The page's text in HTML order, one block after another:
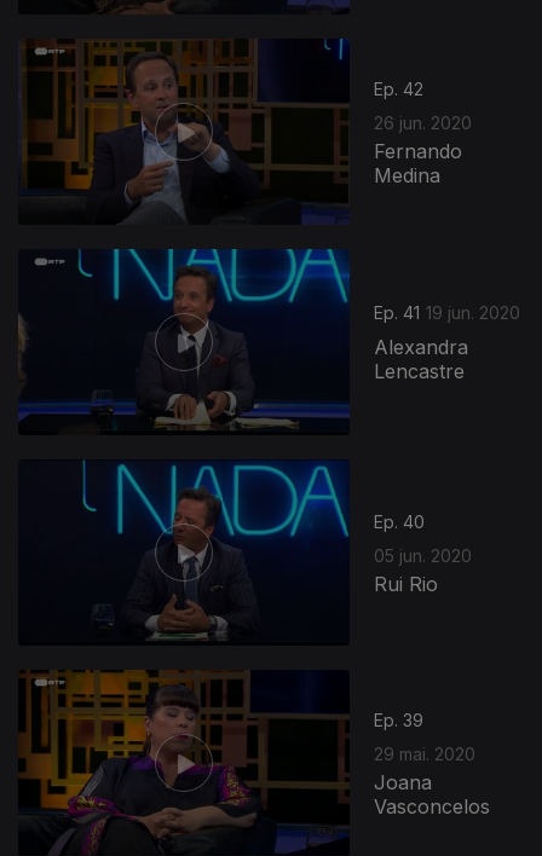
Ep. 42
26 jun. 2020
Fernando
Medina
Ep. 41 19 jun. 2020
Alexandra
Lencastre
Ep. 40
05 jun. 2020
Rui Rio
476794
Ep. 39
29 mai. 2020
Joana
Vasconcelos